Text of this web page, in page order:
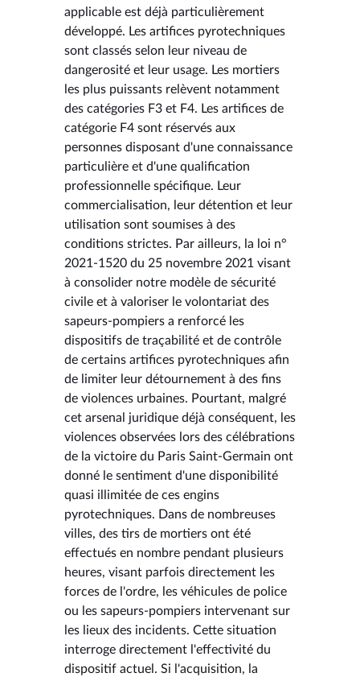
applicable est déjà particulièrement
développé. Les artifices pyrotechniques
sont classés selon leur niveau de
dangerosité et leur usage. Les mortiers
les plus puissants relèvent notamment
des catégories F3 et F4. Les artifices de
catégorie F4 sont réservés aux
personnes disposant d'une connaissance
particulière et d'une qualification
professionnelle spécifique. Leur
commercialisation, leur détention et leur
utilisation sont soumises à des
conditions strictes. Par ailleurs, la loi n°
2021-1520 du 25 novembre 2021 visant
à consolider notre modèle de sécurité
civile et à valoriser le volontariat des
sapeurs-pompiers a renforcé les
dispositifs de traçabilité et de contrôle
de certains artifices pyrotechniques afin
de limiter leur détournement à des fins
de violences urbaines. Pourtant, malgré
cet arsenal juridique déjà conséquent, les
violences observées lors des célébrations
de la victoire du Paris Saint-Germain ont
donné le sentiment d'une disponibilité
quasi illimitée de ces engins
pyrotechniques. Dans de nombreuses
villes, des tirs de mortiers ont été
effectués en nombre pendant plusieurs
heures, visant parfois directement les
forces de l'ordre, les véhicules de police
ou les sapeurs-pompiers intervenant sur
les lieux des incidents. Cette situation
interroge directement l'effectivité du
dispositif actuel. Si l'acquisition, la